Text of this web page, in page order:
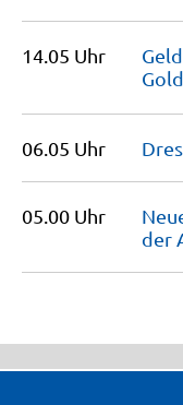
14.05 Uhr
06.05 Uhr
05.00 Uhr
der